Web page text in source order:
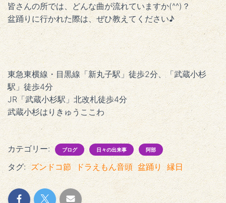
皆さんの所では、どんな曲が流れていますか(^^)？
盆踊りに行かれた際は、ぜひ教えてください♪
東急東横線・目黒線「新丸子駅」徒歩2分、「武蔵小杉
駅」徒歩4分
JR「武蔵小杉駅」北改札徒歩4分
武蔵小杉はりきゅうここわ
カテゴリー: ブログ 日々の出来事 阿部
タグ: ズンドコ節 ドラえもん音頭 盆踊り 縁日